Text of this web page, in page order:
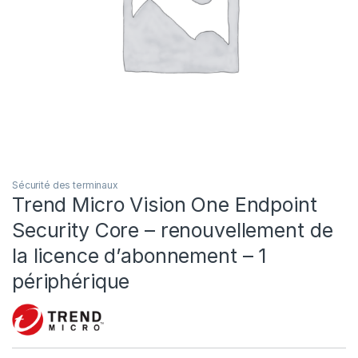
Sécurité des terminaux
Trend Micro Vision One Endpoint
Security Core – renouvellement de
la licence d’abonnement – 1
périphérique